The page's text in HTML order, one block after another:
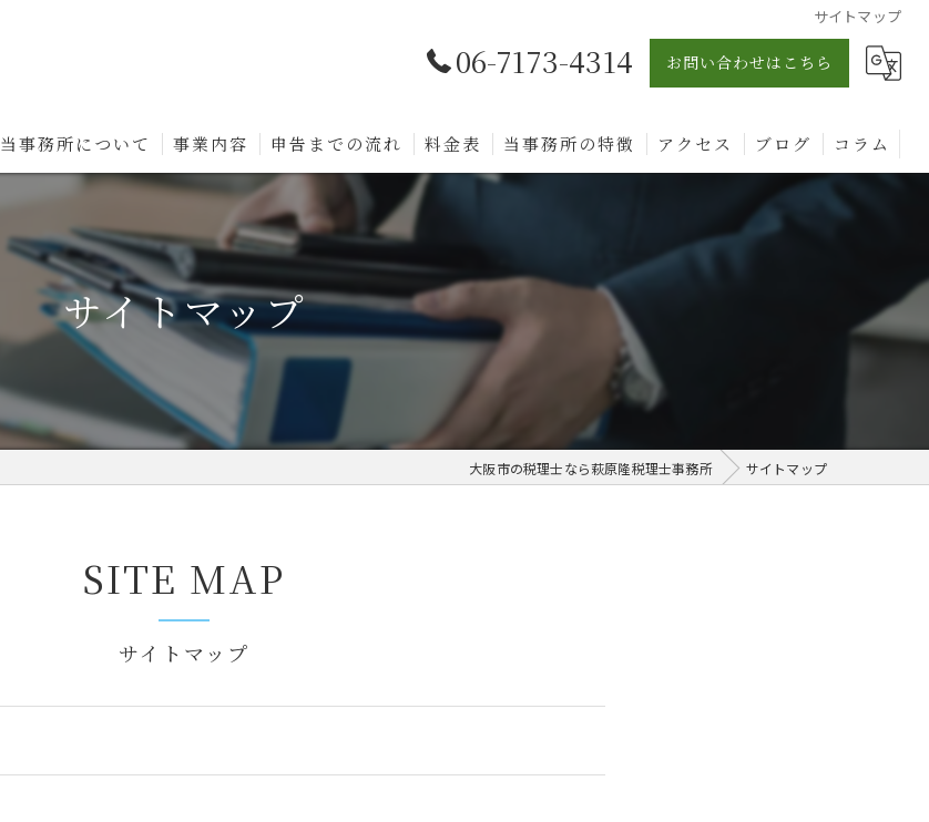
サイトマップ
06-7173-4314 お問い合わせはこちら
当事務所について 事業内容 申告までの流れ 料金表 当事務所の特徴
贈与
アクセス ブログ コラム
サイトマップ
大阪市の税理士なら萩原隆税理士事務所 サイトマップ
サイトマップ
SITE MAP